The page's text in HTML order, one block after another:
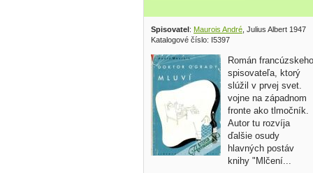
Spisovatel: Maurois André , Julius Albert 1947
Katalogové číslo: I5397
Román francúzskeho
spisovateľa, ktorý
slúžil v prvej svet.
vojne na západnom
fronte ako tlmočník.
Autor tu rozvíja
ďalšie osudy
hlavných postáv
knihy "Mlčení...